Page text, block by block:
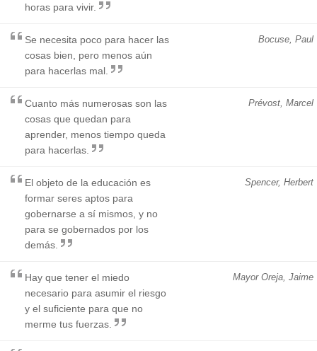
horas para vivir.
Bocuse, Paul
Se necesita poco para hacer las
cosas bien, pero menos aún
para hacerlas mal.
Prévost, Marcel
Cuanto más numerosas son las
cosas que quedan para
aprender, menos tiempo queda
para hacerlas.
Spencer, Herbert
El objeto de la educación es
formar seres aptos para
gobernarse a sí mismos, y no
para se gobernados por los
demás.
Mayor Oreja, Jaime
Hay que tener el miedo
necesario para asumir el riesgo
y el suficiente para que no
merme tus fuerzas.